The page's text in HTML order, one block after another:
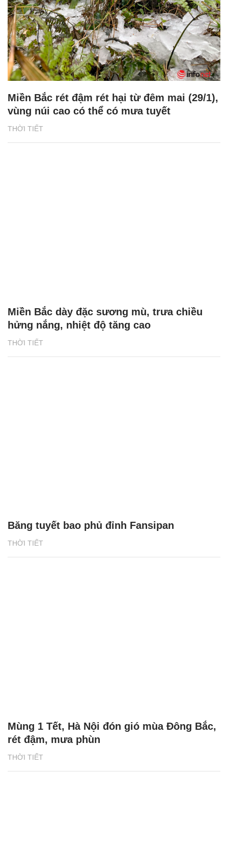
THỜI TIẾT
Miền Bắc rét đậm rét hại từ đêm mai (29/1),
vùng núi cao có thể có mưa tuyết
THỜI TIẾT
Miền Bắc dày đặc sương mù, trưa chiều
hửng nắng, nhiệt độ tăng cao
THỜI TIẾT
Băng tuyết bao phủ đỉnh Fansipan
THỜI TIẾT
Mùng 1 Tết, Hà Nội đón gió mùa Đông Bắc,
rét đậm, mưa phùn